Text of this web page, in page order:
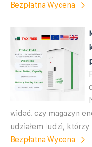
Bezpłatna Wycena
widać, czy magazyn
udziałem ludzi,
Bezpłatna Wycena